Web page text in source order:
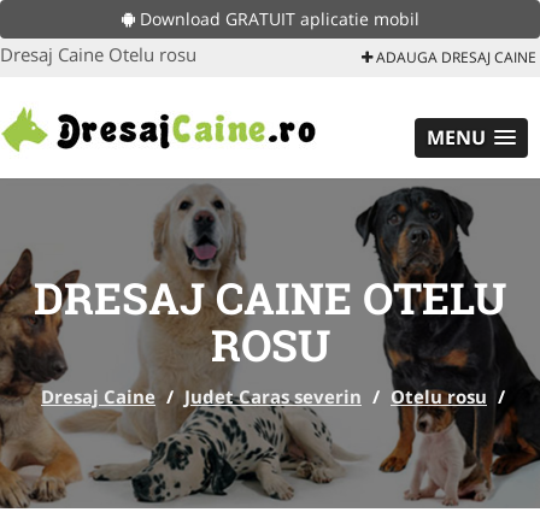
Download GRATUIT aplicatie mobil
Dresaj Caine Otelu rosu ADAUGA DRESAJ CAINE
MENU
DRESAJ CAINE OTELU
ROSU
Dresaj Caine / Judet Caras severin / Otelu rosu /